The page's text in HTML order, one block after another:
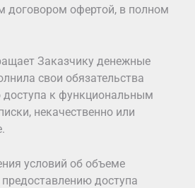
договором офертой, в полном
Заказчику денежные
свои обязательства
доступа к функциональным
некачественно или
условий об объеме
предоставлению доступа